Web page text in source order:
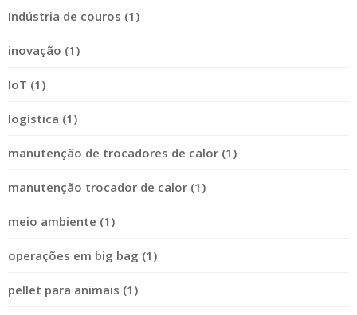
Indústria de couros (1)
inovação (1)
IoT (1)
logística (1)
manutenção de trocadores de calor (1)
manutenção trocador de calor (1)
meio ambiente (1)
operações em big bag (1)
pellet para animais (1)